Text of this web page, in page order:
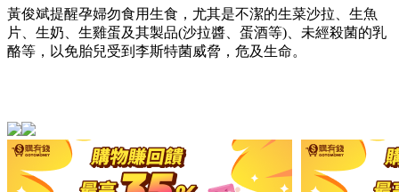
黃俊斌提醒孕婦勿食用生食，尤其是不潔的生菜沙拉、生魚
片、生奶、生雞蛋及其製品(沙拉醬、蛋酒等)、未經殺菌的乳
酪等，以免胎兒受到李斯特菌威脅，危及生命。